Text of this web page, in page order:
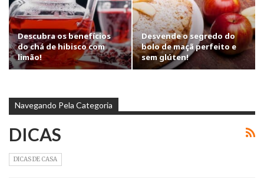
Descubra os benefícios
do chá de hibisco com
limão!
Desvende o segredo do
bolo de maçã perfeito e
sem glúten!
Navegando Pela Categoria
DICAS
DICAS DE CASA